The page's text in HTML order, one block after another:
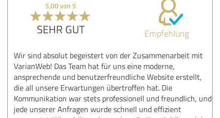
5,00 von 5
SEHR GUT Empfehlung
Wir sind absolut begeistert von der Zusammenarbeit mit
VarianWeb! Das Team hat für uns eine moderne,
ansprechende und benutzerfreundliche Website erstellt,
die all unsere Erwartungen übertroffen hat. Die
Kommunikation war stets professionell und freundlich, und
jede unserer Anfragen wurde schnell und effizient